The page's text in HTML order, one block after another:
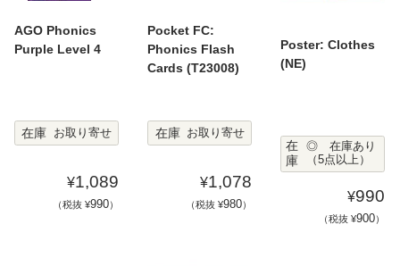
AGO Phonics
Purple Level 4
在庫 お取り寄せ
¥1,089
（税抜 ¥990）
Pocket FC:
Phonics Flash
Cards (T23008)
在庫 お取り寄せ
¥1,078
（税抜 ¥980）
Poster: Clothes
(NE)
在
庫
◎ 在庫あり
（5点以上）
¥990
（税抜 ¥900）